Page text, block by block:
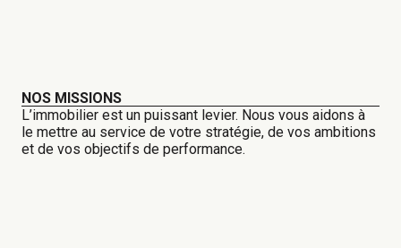
NOS MISSIONS
L’immobilier est un puissant levier. Nous vous aidons à
le mettre au service de votre stratégie, de vos ambitions
et de vos objectifs de performance. ​